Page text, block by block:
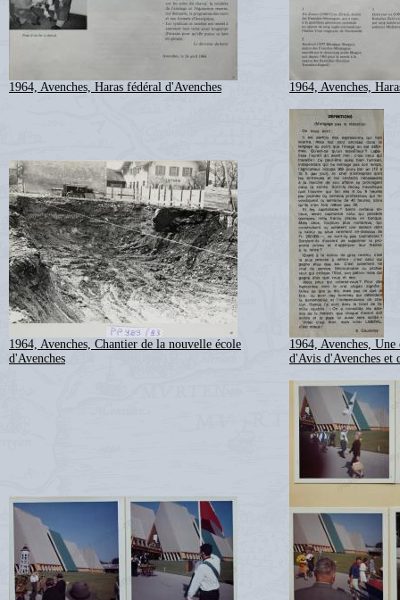
1964, Avenches, Haras fédéral d'Avenches 1964, Avenches,
1964, Avenches, Chantier de la nouvelle école
d'Avenches
1964, Avenches,
d'Avis d'Avenches et